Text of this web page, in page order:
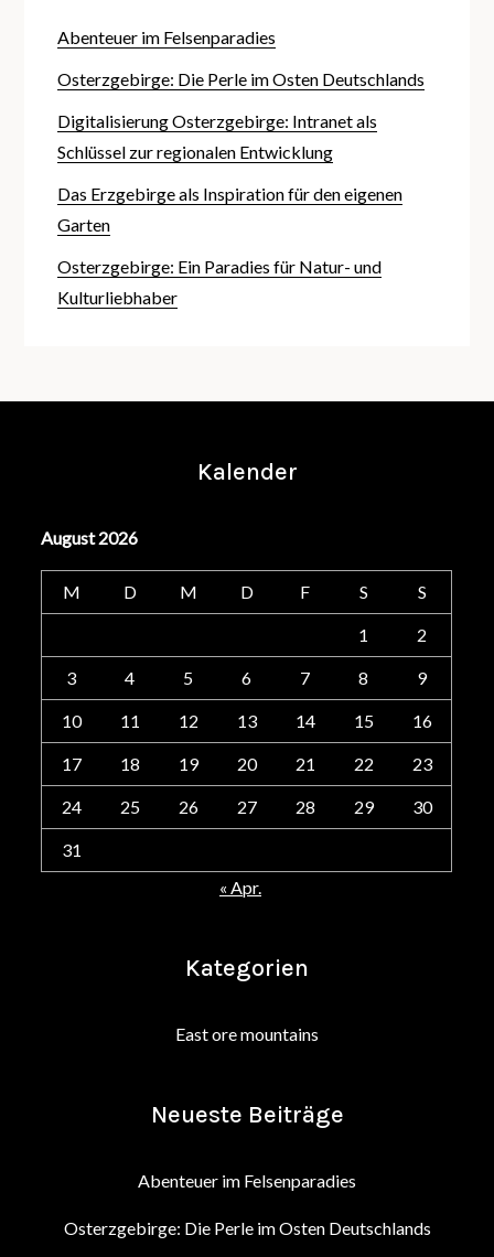
Abenteuer im Felsenparadies
Osterzgebirge: Die Perle im Osten Deutschlands
Digitalisierung Osterzgebirge: Intranet als
Schlüssel zur regionalen Entwicklung
Das Erzgebirge als Inspiration für den eigenen
Garten
Osterzgebirge: Ein Paradies für Natur- und
Kulturliebhaber
Kalender
August 2026
M D M D F S S
1 2
3 4 5 6 7 8 9
10 11 12 13 14 15 16
17 18 19 20 21 22 23
24 25 26 27 28 29 30
31
« Apr.
Kategorien
East ore mountains
Neueste Beiträge
Abenteuer im Felsenparadies
Osterzgebirge: Die Perle im Osten Deutschlands